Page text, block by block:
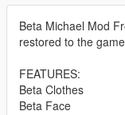
Beta Michael Mod
restored to the
FEATURES:
Beta Clothes
Beta Face